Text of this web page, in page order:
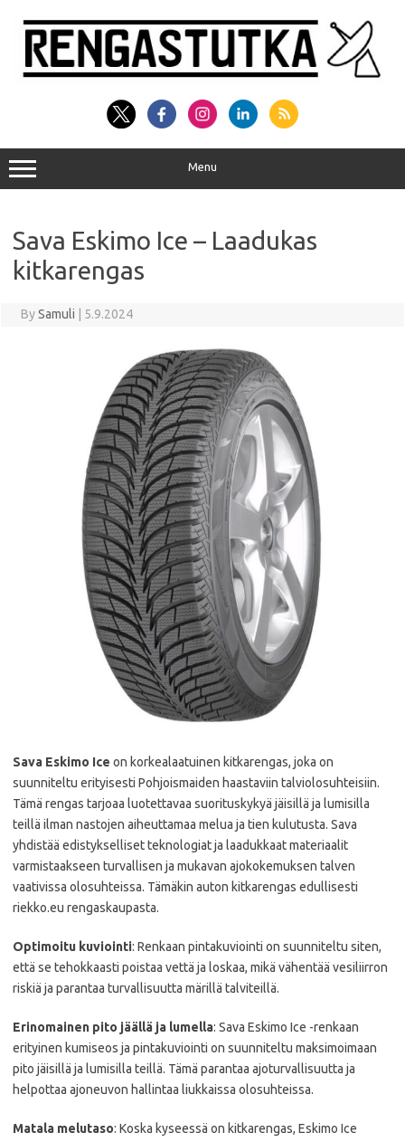
content
Menu
Sava Eskimo Ice – Laadukas
kitkarengas
BySamuli 5.9.2024
Sava Eskimo Ice on korkealaatuinen kitkarengas, joka on
suunniteltu erityisesti Pohjoismaiden haastaviin talviolosuhteisiin.
Tämä rengas tarjoaa luotettavaa suorituskykyä jäisillä ja lumisilla
teillä ilman nastojen aiheuttamaa melua ja tien kulutusta. Sava
yhdistää edistykselliset teknologiat ja laadukkaat materiaalit
varmistaakseen turvallisen ja mukavan ajokokemuksen talven
vaativissa olosuhteissa. Tämäkin auton kitkarengas edullisesti
riekko.eu rengaskaupasta.
Optimoitu kuviointi: Renkaan pintakuviointi on suunniteltu siten,
että se tehokkaasti poistaa vettä ja loskaa, mikä vähentää vesiliirron
riskiä ja parantaa turvallisuutta märillä talviteillä.
Erinomainen pito jäällä ja lumella: Sava Eskimo Ice -renkaan
erityinen kumiseos ja pintakuviointi on suunniteltu maksimoimaan
pito jäisillä ja lumisilla teillä. Tämä parantaa ajoturvallisuutta ja
helpottaa ajoneuvon hallintaa liukkaissa olosuhteissa.
Matala melutaso: Koska kyseessä on kitkarengas, Eskimo Ice